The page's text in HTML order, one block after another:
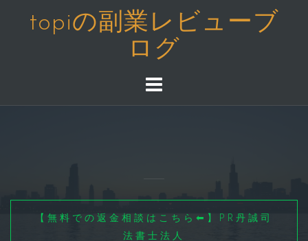
へ
topiの副業レビューブ
ログ
【無料での返金相談はこちら⬅】PR丹誠司
法書士法人